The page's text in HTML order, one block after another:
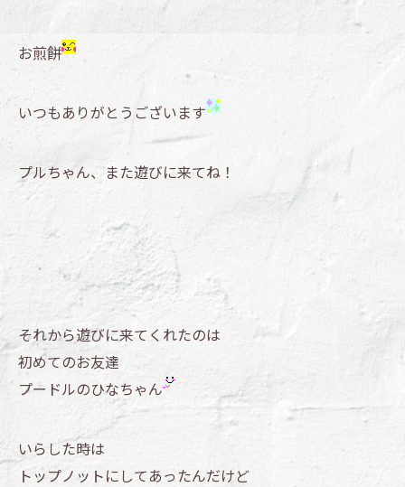
お煎餅
いつもありがとうございます
プルちゃん、また遊びに来てね！
それから遊びに来てくれたのは
初めてのお友達
プードルのひなちゃん
いらした時は
トップノットにしてあったんだけど